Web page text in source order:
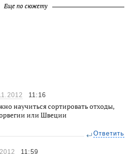
Еще по сюжету
11:16
научиться сортировать отходы,
или Швеции
Ответить
11:59